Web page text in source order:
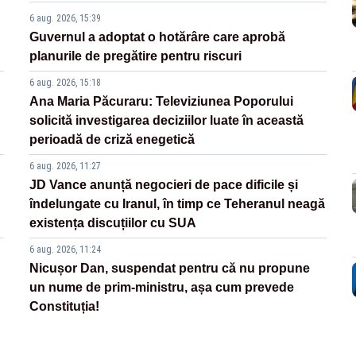
6 aug. 2026, 15:39
Guvernul a adoptat o hotărâre care aprobă
planurile de pregătire pentru riscuri
6 aug. 2026, 15:18
Ana Maria Păcuraru: Televiziunea Poporului
solicită investigarea deciziilor luate în această
perioadă de criză enegetică
6 aug. 2026, 11:27
JD Vance anunță negocieri de pace dificile și
îndelungate cu Iranul, în timp ce Teheranul neagă
existența discuțiilor cu SUA
6 aug. 2026, 11:24
Nicușor Dan, suspendat pentru că nu propune
un nume de prim-ministru, așa cum prevede
Constituția!